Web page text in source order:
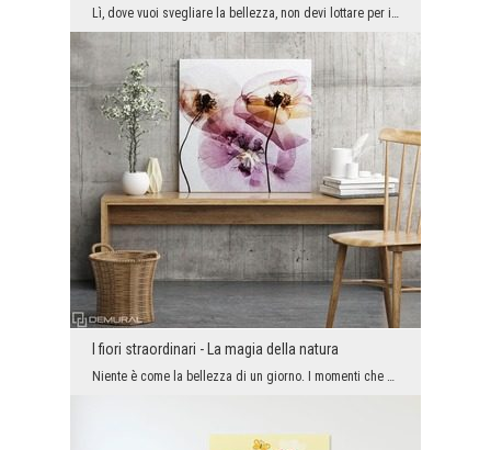
I fiori straordinari - La magia della natura